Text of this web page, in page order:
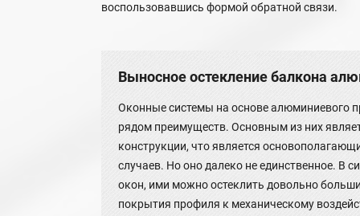
воспользовавшись формой обратной связи.
Выносное остекление балкона
Оконные системы на основе алюминиевого
рядом преимуществ. Основным из них
конструкции, что является
случаев. Но оно далеко не единственное. В
окон, ими можно остеклить довольно
покрытия профиля к механическому